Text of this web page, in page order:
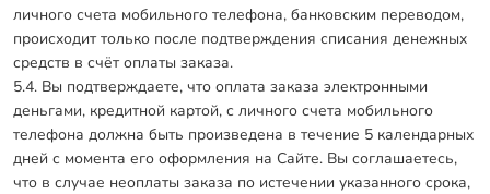
личного счета мобильного телефона, банковским переводом,
происходит только после подтверждения списания денежных
средств в счёт оплаты заказа.
5.4. Вы подтверждаете, что оплата заказа электронными
деньгами, кредитной картой, с личного счета мобильного
телефона должна быть произведена в течение 5 календарных
дней с момента его оформления на Сайте. Вы соглашаетесь,
что в случае неоплаты заказа по истечении указанного срока,